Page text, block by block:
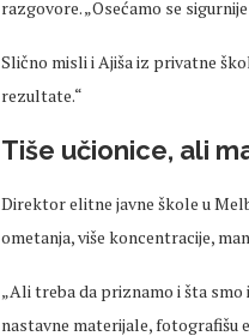
razgovore.„Osećamo se
Slično misli iAjišaiz privatne
rezultate.“
Tiše učionice, ali
Direktor elitne javne škole u
ometanja, više koncentracije,
„Ali treba da priznamo išta smo
nastavne materijale, fotografišu